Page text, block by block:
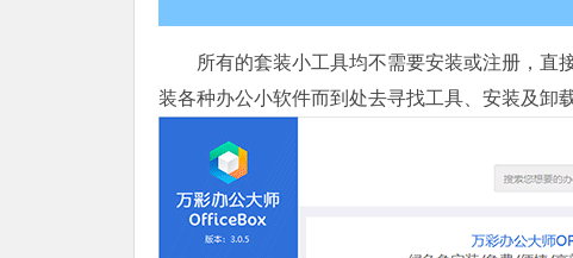
所有的套装小工具均不需要安装或注册，直
装各种办公小软件而到处去寻找工具、安装及卸